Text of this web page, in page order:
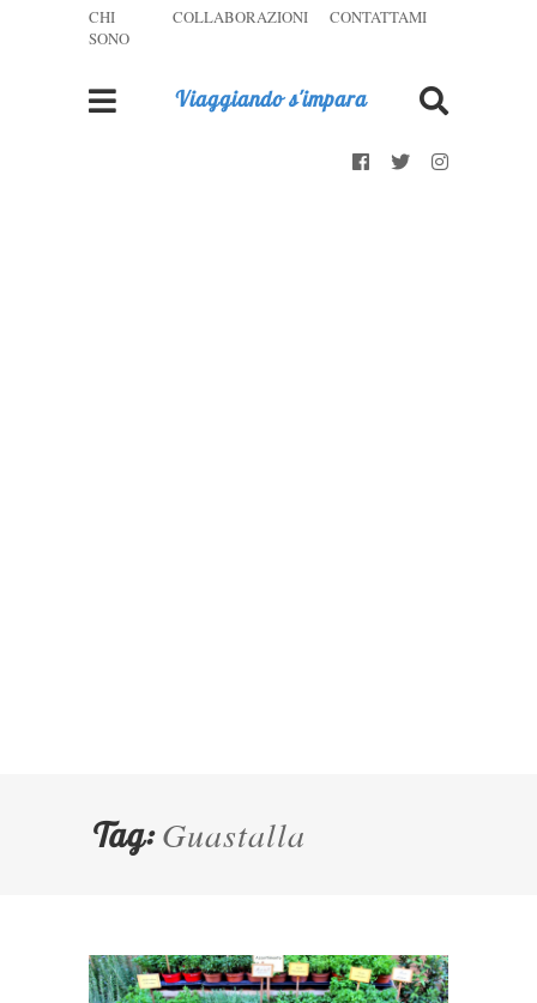
CHI
SONO
COLLABORAZIONI CONTATTAMI
Viaggiando s'impara
Tag:Guastalla